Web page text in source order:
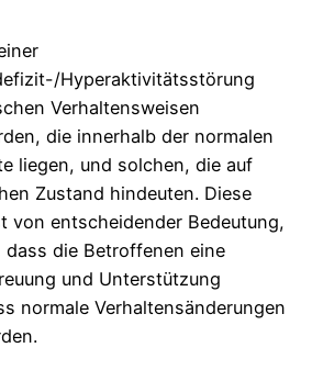
Hyperaktivitätsstörung
Verhaltensweisen
die innerhalb der normalen
liegen, und solchen, die auf
Zustand hindeuten. Diese
von entscheidender Bedeutung,
die Betroffenen eine
und Unterstützung
normale Verhaltensänderungen